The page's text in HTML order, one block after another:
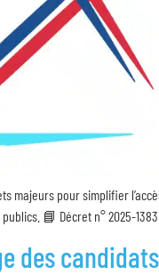
majeurs pour simplifier
📘 Décret n° 2025-
des